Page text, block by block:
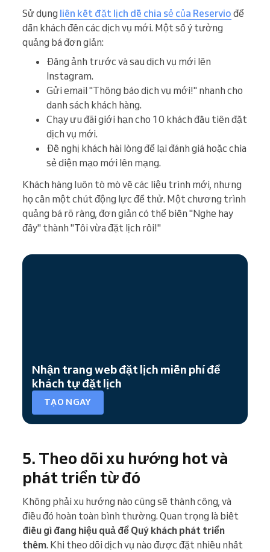
Sử dụng liên kết đặt lịch dễ chia sẻ của Reservio để
dẫn khách đến các dịch vụ mới. Một số ý tưởng
quảng bá đơn giản:
Đăng ảnh trước và sau dịch vụ mới lên
Instagram.
Gửi email "Thông báo dịch vụ mới!" nhanh cho
danh sách khách hàng.
Chạy ưu đãi giới hạn cho 10 khách đầu tiên đặt
dịch vụ mới.
Đề nghị khách hài lòng để lại đánh giá hoặc chia
sẻ diện mạo mới lên mạng.
Khách hàng luôn tò mò về các liệu trình mới, nhưng
họ cần một chút động lực để thử. Một chương trình
quảng bá rõ ràng, đơn giản có thể biến "Nghe hay
đấy" thành "Tôi vừa đặt lịch rồi!"
Nhận trang web đặt lịch miễn phí để
khách tự đặt lịch
TẠO NGAY
5. Theo dõi xu hướng hot và
phát triển từ đó
Không phải xu hướng nào cũng sẽ thành công, và
điều đó hoàn toàn bình thường. Quan trọng là biết
điều gì đang hiệu quả để Quý khách phát triển
thêm. Khi theo dõi dịch vụ nào được đặt nhiều nhất